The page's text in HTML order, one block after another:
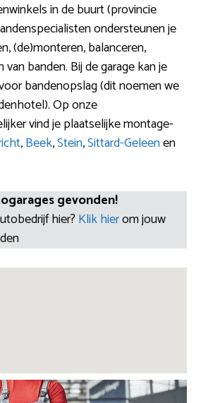
in de buurt (provincie
ondersteunen je
(de)monteren, balanceren,
banden. Bij de garage kan je
bandenopslag (dit noemen we
Op onze
vind je plaatselijke montage-
,Beek,Stein,Sittard-Geleenen
gevonden!
hier? Klik hierom jouw